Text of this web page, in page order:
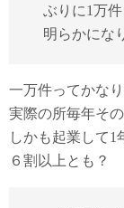
ぶりに1万
明らかにな
一万件ってかな
実際の所毎年そ
しかも起業して1
６割以上とも？